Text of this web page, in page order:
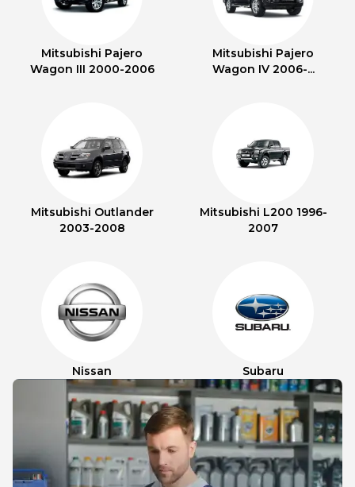
Mitsubishi Pajero
Wagon III 2000-2006
Mitsubishi Pajero
Wagon IV 2006-...
Mitsubishi Outlander
2003-2008
Mitsubishi L200 1996-
2007
Nissan Subaru